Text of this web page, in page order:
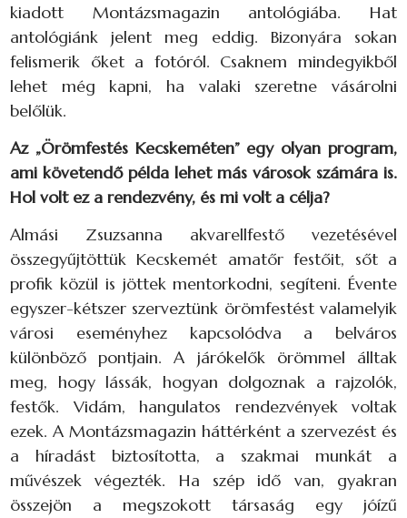
kiadott Montázsmagazin antológiába. Hat
antológiánk jelent meg eddig. Bizonyára sokan
felismerik őket a fotóról. Csaknem mindegyikből
lehet még kapni, ha valaki szeretne vásárolni
belőlük.
Az „Örömfestés Kecskeméten” egy olyan program,
ami követendő példa lehet más városok számára is.
Hol volt ez a rendezvény, és mi volt a célja?
Almási Zsuzsanna akvarellfestő vezetésével
összegyűjtöttük Kecskemét amatőr festőit, sőt a
profik közül is jöttek mentorkodni, segíteni. Évente
egyszer-kétszer szerveztünk örömfestést valamelyik
városi eseményhez kapcsolódva a belváros
különböző pontjain. A járókelők örömmel álltak
meg, hogy lássák, hogyan dolgoznak a rajzolók,
festők. Vidám, hangulatos rendezvények voltak
ezek. A Montázsmagazin háttérként a szervezést és
a híradást biztosította, a szakmai munkát a
művészek végezték. Ha szép idő van, gyakran
összejön a megszokott társaság egy jóízű